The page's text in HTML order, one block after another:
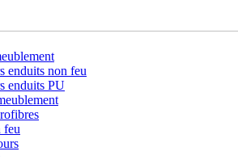
enduits non feu
enduits PU
feu